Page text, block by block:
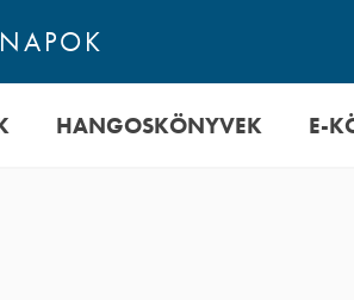
HANGOSKÖNYVEK E-